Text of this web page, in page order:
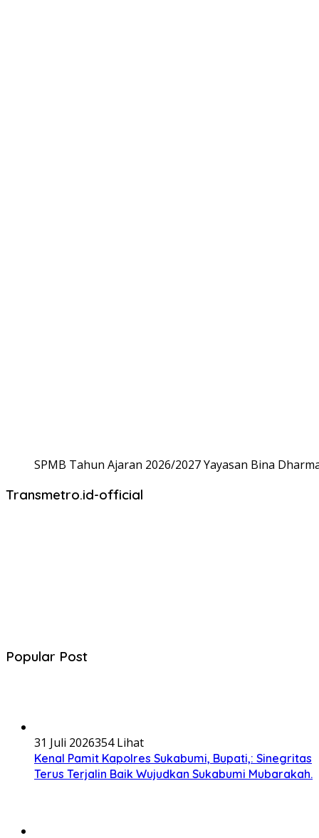
SPMB Tahun Ajaran 2026/2027 Yayasan Bina
Transmetro.id-official
Popular Post
31 Juli 2026354 Lihat
Kenal Pamit Kapolres Sukabumi, Bupati,: Sinegritas
Terus Terjalin Baik Wujudkan Sukabumi Mubarakah.